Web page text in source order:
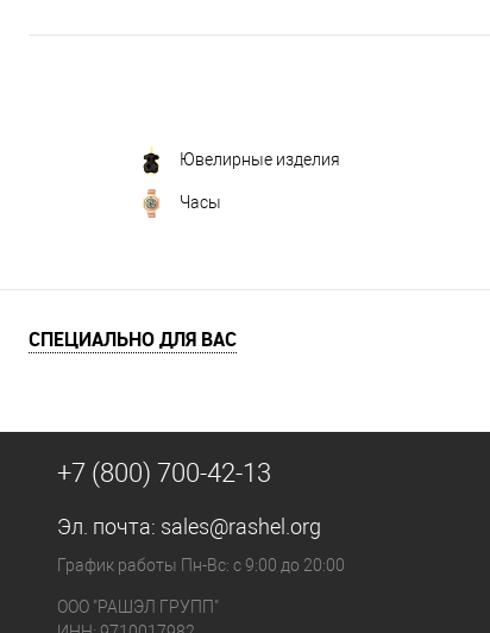
Ювелирные изделия
Часы
СПЕЦИАЛЬНО ДЛЯ ВАС
+7 (800) 700-42-13
Эл. почта: sales@rashel.org
График работы Пн-Вс: с 9:00 до 20:00
ООО "РАШЭЛ ГРУПП"